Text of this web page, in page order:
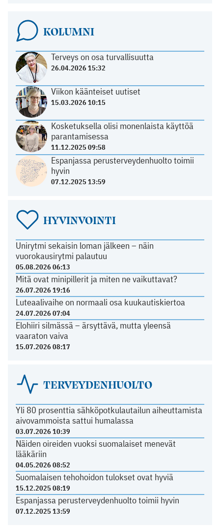
KOLUMNI
Terveys on osa turvallisuutta
26.04.2026 15:32
Viikon käänteiset uutiset
15.03.2026 10:15
Kosketuksella olisi monenlaista käyttöä
parantamisessa
11.12.2025 09:58
Espanjassa perusterveydenhuolto toimii
hyvin
07.12.2025 13:59
HYVINVOINTI
Unirytmi sekaisin loman jälkeen – näin
vuorokausirytmi palautuu
05.08.2026 06:13
Mitä ovat minipillerit ja miten ne vaikuttavat?
26.07.2026 19:16
Luteaalivaihe on normaali osa kuukautiskiertoa
24.07.2026 07:04
Elohiiri silmässä – ärsyttävä, mutta yleensä
vaaraton vaiva
15.07.2026 08:17
TERVEYDENHUOLTO
Yli 80 prosenttia sähköpotkulautailun aiheuttamista
aivovammoista sattui humalassa
03.07.2026 10:39
Näiden oireiden vuoksi suomalaiset menevät
lääkäriin
04.05.2026 08:52
Suomalaisen tehohoidon tulokset ovat hyviä
15.12.2025 08:19
Espanjassa perusterveydenhuolto toimii hyvin
07.12.2025 13:59